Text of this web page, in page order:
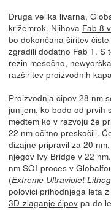
Druga velika livarna,
križemrok. Njihova Fab 8
bo dokončana širitev
zgradili dodatno Fab 1. S
rezin mesečno,
razširitev proizvodnih
Proizvodnja čipov 28 nm
junijem, ko bodo od prvih
medtem ko v razvoju že
22 nm očitno preskočili.
dizajne pripravil za 20
njegov Ivy Bridge v 22
nm SOI-proces v
(Extreme Ultraviolet
polovici prihodnjega leta
3D-zlaganje čipovpa do